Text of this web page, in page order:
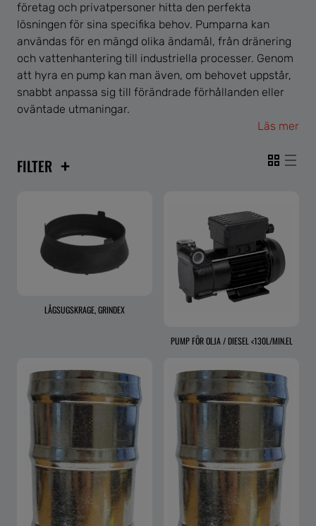
företag och privatpersoner hitta den perfekta
lösningen för sina specifika behov. Pumparna kan
användas för en mängd olika ändamål, från dränering
och vattenhantering till industriella processer. Genom
att hyra en pump kan man även, om behovet uppstår,
snabbt anpassa sig till förändrade förhållanden eller
oväntade utmaningar.
Läs mer
FILTER +
LÅGSUGSKRAGE, GRINDEX
PUMP FÖR OLJA / DIESEL <130L/MIN.EL